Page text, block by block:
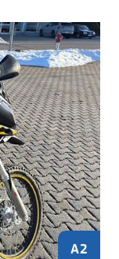
A2